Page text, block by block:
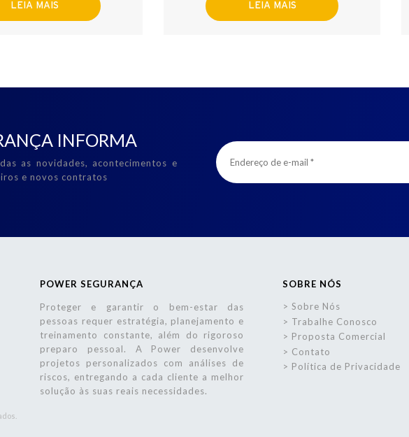
LEIA MAIS LEIA MAIS
INFORMA
as novidades, acontecimentos e
e novos contratos
POWER SEGURANÇA
Proteger e garantir o bem-estar das
pessoas requer estratégia, planejamento e
treinamento constante, além do rigoroso
preparo pessoal. A Power desenvolve
projetos personalizados com análises de
riscos, entregando a cada cliente a melhor
solução às suas reais necessidades.
SOBRE NÓS
Sobre Nós
Trabalhe Conosco
Proposta Comercial
Contato
Política de Privacidade